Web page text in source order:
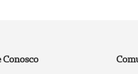
Conosco